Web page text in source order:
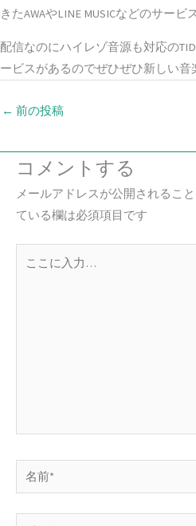
きたAWAやLINE MUSICなどのサービス
配信なのにハイレゾ音源も対応の
ービスがあるのでぜひぜひ新しい音
← 前の投稿
コメントする
メールアドレスが公開されること
ている欄は必須項目です
前
*